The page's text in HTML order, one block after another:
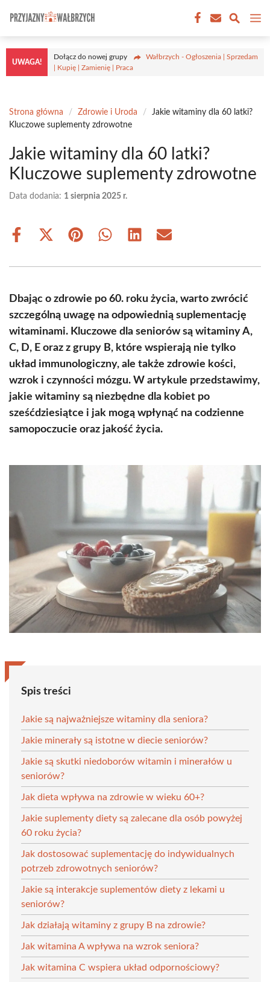
treści
UWAGA!
Dołącz do nowej grupy
Wałbrzych - Ogłoszenia | Sprzedam
| Kupię | Zamienię | Praca
Strona główna / Zdrowie i Uroda /
Jakie witaminy dla 60 latki?
Kluczowe suplementy zdrowotne
Jakie witaminy dla 60 latki?
Kluczowe suplementy zdrowotne
Data dodania: 1 sierpnia 2025 r.
Share
Share
(Twitter)
Share Share Share Share
Dbając o zdrowie po 60. roku życia, warto zwrócić
szczególną uwagę na odpowiednią suplementację
witaminami. Kluczowe dla seniorów są witaminy A,
C, D, E oraz z grupy B, które wspierają nie tylko
układ immunologiczny, ale także zdrowie kości,
wzrok i czynności mózgu. W artykule przedstawimy,
jakie witaminy są niezbędne dla kobiet po
sześćdziesiątce i jak mogą wpłynąć na codzienne
samopoczucie oraz jakość życia.
Spis treści
Jakie są najważniejsze witaminy dla seniora?
Jakie minerały są istotne w diecie seniorów?
Jakie są skutki niedoborów witamin i minerałów u
seniorów?
Jak dieta wpływa na zdrowie w wieku 60+?
Jakie suplementy diety są zalecane dla osób powyżej
60 roku życia?
Jak dostosować suplementację do indywidualnych
potrzeb zdrowotnych seniorów?
Jakie są interakcje suplementów diety z lekami u
seniorów?
Jak działają witaminy z grupy B na zdrowie?
Jak witamina A wpływa na wzrok seniora?
Jak witamina C wspiera układ odpornościowy?